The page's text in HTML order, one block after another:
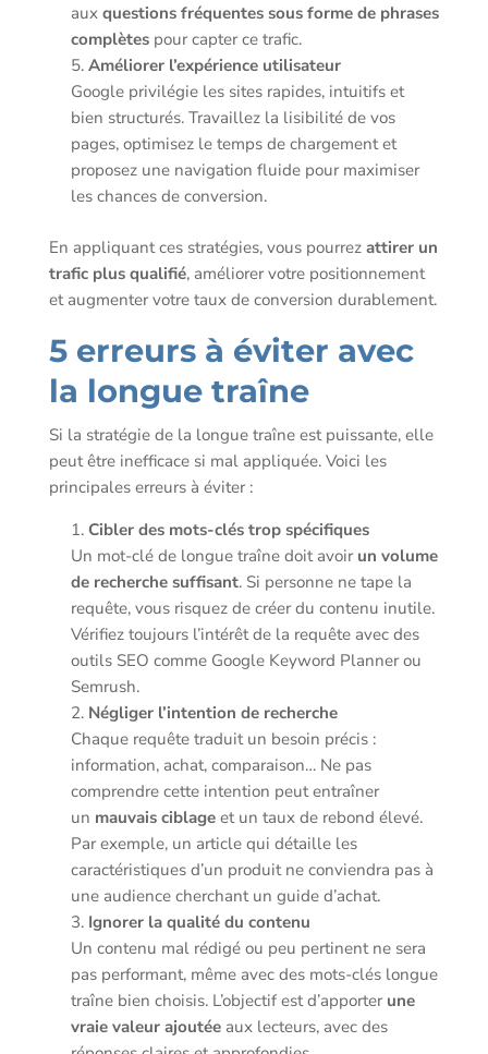
aux questions fréquentes sous forme de phrases
complètespour capter ce trafic.
Améliorer l’expérience utilisateur
Google privilégie les sites rapides, intuitifs et
bien structurés. Travaillez la lisibilité de vos
pages, optimisez le temps de chargement et
proposez une navigation fluide pour maximiser
les chances de conversion.
En appliquant ces stratégies, vous pourrez attirer un
trafic plus qualifié, améliorer votre positionnement
et augmenter votre taux de conversion durablement.
5 erreurs à éviter avec
la longue traîne
Si la stratégie de la longue traîne est puissante, elle
peut être inefficace si mal appliquée. Voici les
principales erreurs à éviter :
Cibler des mots-clés trop spécifiques
Un mot-clé de longue traîne doit avoir un volume
de recherche suffisant. Si personne ne tape la
requête, vous risquez de créer du contenu inutile.
Vérifiez toujours l’intérêt de la requête avec des
outils SEO comme Google Keyword Planner ou
Semrush.
Négliger l’intention de recherche
Chaque requête traduit un besoin précis :
information, achat, comparaison… Ne pas
comprendre cette intention peut entraîner
un mauvais ciblageet un taux de rebond élevé.
Par exemple, un article qui détaille les
caractéristiques d’un produit ne conviendra pas à
une audience cherchant un guide d’achat.
Ignorer la qualité du contenu
Un contenu mal rédigé ou peu pertinent ne sera
pas performant, même avec des mots-clés longue
traîne bien choisis. L’objectif est d’apporter une
vraie valeur ajoutéeaux lecteurs, avec des